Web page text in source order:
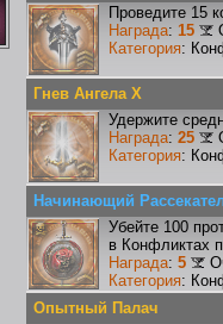
Проведите 15
Награда: 15
Категория:
Гнев Ангела X
Удержите
Награда: 25
Категория:
Начинающий
Убейте 100
в Конфликтах
Награда: 5
Категория:
Опытный Палач